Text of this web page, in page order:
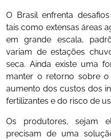
O Brasil enfrenta
tais como extensas áreas
em grande escala,
variam de estações
seca. Ainda existe uma
manter o retorno sobre o
aumento dos custos dos
fertilizantes e do risco de
Os produtores, sejam
precisam de uma